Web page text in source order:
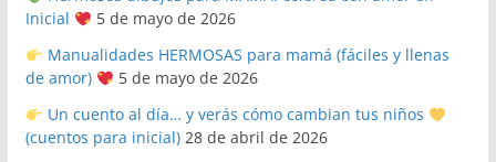
Inicial
5 de mayo de 2026
Manualidades HERMOSAS para mamá (fáciles y llenas
de amor)
5 de mayo de 2026
Un cuento al día… y verás cómo cambian tus niños
(cuentos para inicial) 28 de abril de 2026